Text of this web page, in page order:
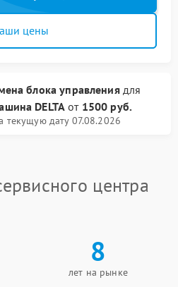
цены
блока управлениядля
DELTA от 1500 руб.
текущую дату 07.08.2026
центра
8
лет на рынке